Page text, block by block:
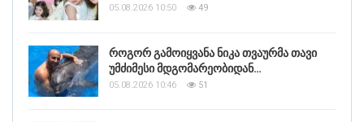
05.08.2026 10:50 49
როგორ გამოიყვანა ნიკა თვაურმა თავი
უმძიმესი მდგომარეობიდან…
05.08.2026 10:46 51